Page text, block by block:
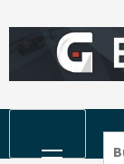
to
Menu